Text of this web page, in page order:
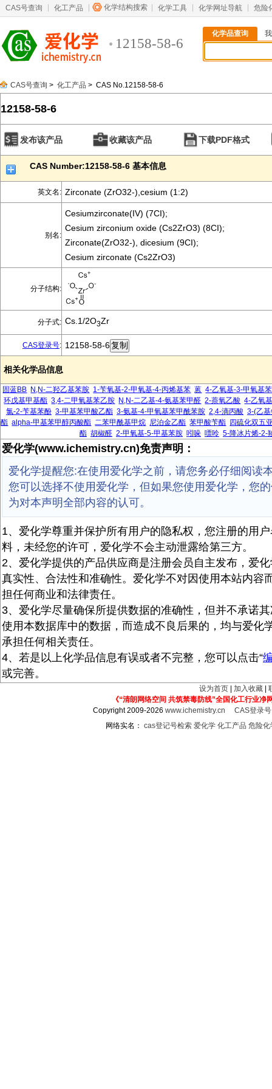
CAS号查询 化工产品 化学结构搜索 化学工具 化学网址导航 危险
12158-58-6
化学品查询
CAS号查询 > 化工产品 > CAS No.12158-58-6
12158-58-6
发布该产品 收藏该产品 下载PDF格式
CAS Number:12158-58-6 基本信息
英文名: Zirconate (ZrO32-),cesium (1:2)
别名:
Cesiumzirconate(IV) (7CI);
Cesium zirconium oxide (Cs2ZrO3) (8CI);
Zirconate(ZrO32-), dicesium (9CI);
Cesium zirconate (Cs2ZrO3)
分子结构:
分子式: Cs.1/2O3Zr
CAS登录号: 12158-58-6
相关化学品信息
固蓝BB N,N-二羟乙基苯胺 1-苄氧基-2-甲氧基-4-丙烯基苯 蒽 4-乙氧基-3-甲氧基
环戊基甲基酯 3,4-二甲氧基苯乙胺 N,N-二乙基-4-氨基苯甲醛 2-萘氧乙酸 4-乙氧
氯-2-苄基苯酚 3-甲基苯甲酸乙酯 3-氨基-4-甲氧基苯甲酰苯胺 2,4-滴丙酸 3-(乙
酯 alpha-甲基苯甲醇丙酸酯 二苯甲酰基甲烷 尼泊金乙酯 苯甲酸苄酯 四硫化双五
酯 胡椒醛 2-甲氧基-5-甲基苯胺 吲哚 嘌呤 5-降冰片烯-2-
爱化学(www.ichemistry.cn)免责声明：
爱化学提醒您:在使用爱化学之前，请您务必仔细阅读
您可以选择不使用爱化学，但如果您使用爱化学，您
为对本声明全部内容的认可。
1、爱化学尊重并保护所有用户的隐私权，您注册的用
料，未经您的许可，爱化学不会主动泄露给第三方。
2、爱化学提供的产品供应商是注册会员自主发布，爱
真实性、合法性和准确性。爱化学不对因使用本站内容
担任何商业和法律责任。
3、爱化学尽量确保所提供数据的准确性，但并不承诺
使用本数据库中的数据，而造成不良后果的，均与爱化
承担任何相关责任。
4、若是以上化学品信息有误或者不完整，您可以点击“
或完善。
设为首页 加入收藏
《“清朗网络空间 共筑禁毒防线”全国化工行业净
Copyright 2009-2026www.ichemistry.cn
CAS登录
网络实名： cas登记号检索 爱化学 化工产品 危险化